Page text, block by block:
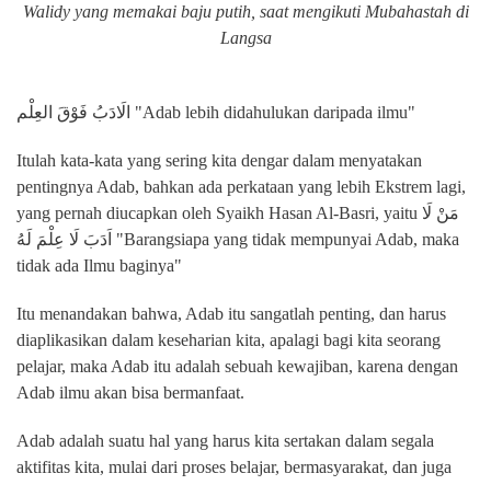
Walidy yang memakai baju putih, saat mengikuti Mubahastah di
Langsa
الَادَبُ فَوْقَ العِلْم "Adab lebih didahulukan daripada ilmu"
Itulah kata-kata yang sering kita dengar dalam menyatakan
pentingnya Adab, bahkan ada perkataan yang lebih Ekstrem lagi,
yang pernah diucapkan oleh Syaikh Hasan Al-Basri, yaitu مَنْ لَا
اَدَبَ لَا عِلْمَ لَهُ "Barangsiapa yang tidak mempunyai Adab, maka
tidak ada Ilmu baginya"
Itu menandakan bahwa, Adab itu sangatlah penting, dan harus
diaplikasikan dalam keseharian kita, apalagi bagi kita seorang
pelajar, maka Adab itu adalah sebuah kewajiban, karena dengan
Adab ilmu akan bisa bermanfaat.
Adab adalah suatu hal yang harus kita sertakan dalam segala
aktifitas kita, mulai dari proses belajar, bermasyarakat, dan juga